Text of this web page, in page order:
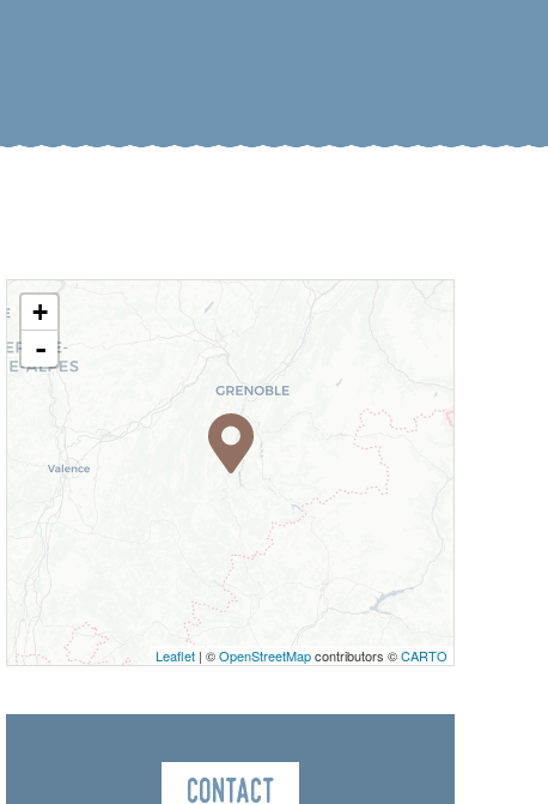
+
-
Leaflet | ©OpenStreetMapcontributors ©CARTO
Contact